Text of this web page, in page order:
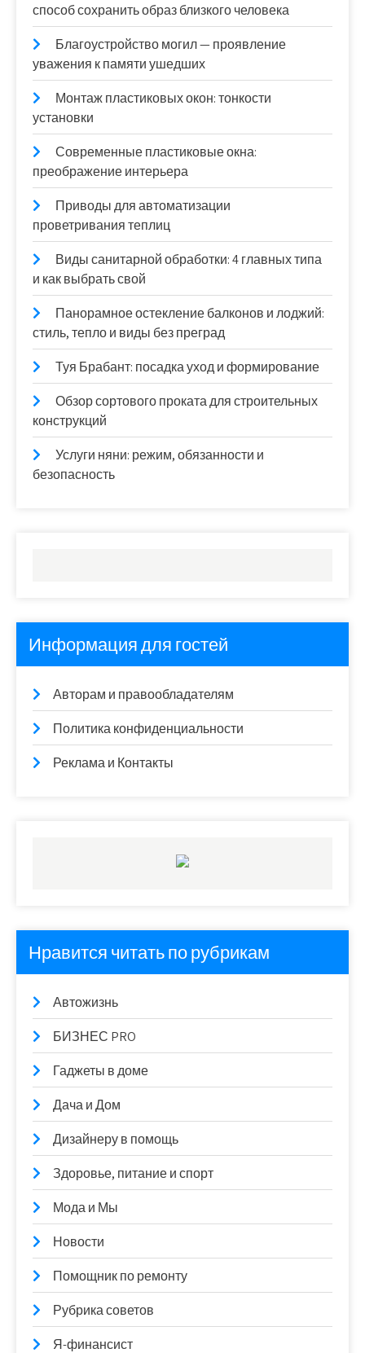
способ сохранить образ близкого человека
Благоустройство могил — проявление
уважения к памяти ушедших
Монтаж пластиковых окон: тонкости
установки
Современные пластиковые окна:
преображение интерьера
Приводы для автоматизации
проветривания теплиц
Виды санитарной обработки: 4 главных типа
и как выбрать свой
Панорамное остекление балконов и лоджий:
стиль, тепло и виды без преград
Туя Брабант: посадка уход и формирование
Обзор сортового проката для строительных
конструкций
Услуги няни: режим, обязанности и
безопасность
Информация для гостей
Авторам и правообладателям
Политика конфиденциальности
Реклама и Контакты
Нравится читать по рубрикам
Автожизнь
БИЗНЕС PRO
Гаджеты в доме
Дача и Дом
Дизайнеру в помощь
Здоровье, питание и спорт
Мода и Мы
Новости
Помощник по ремонту
Рубрика советов
Я-финансист